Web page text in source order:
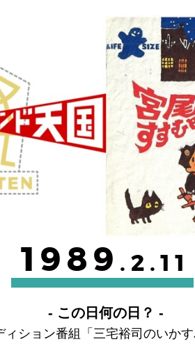
1989 .2.11
- この日何の日？ -
ィション番組「三宅裕司のいか